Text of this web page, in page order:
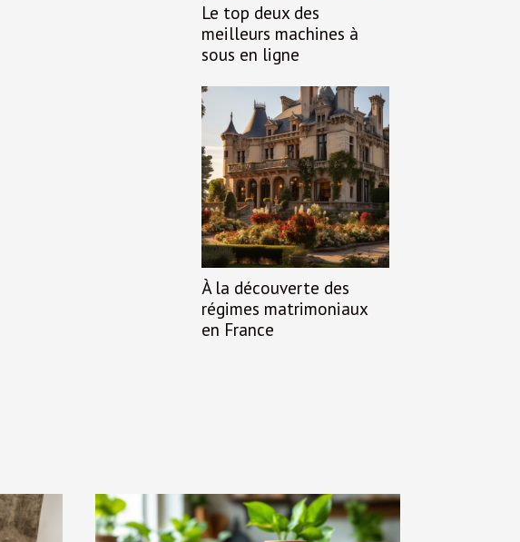
Le top deux des
meilleurs machines à
sous en ligne
À la découverte des
régimes matrimoniaux
en France